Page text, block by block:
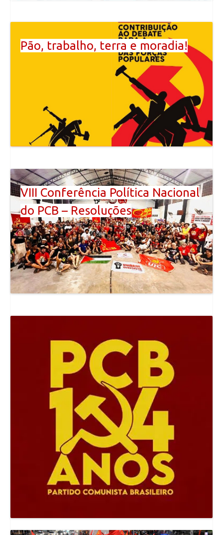
Pão, trabalho, terra e moradia!
VIII Conferência Política Nacional
do PCB – Resoluções